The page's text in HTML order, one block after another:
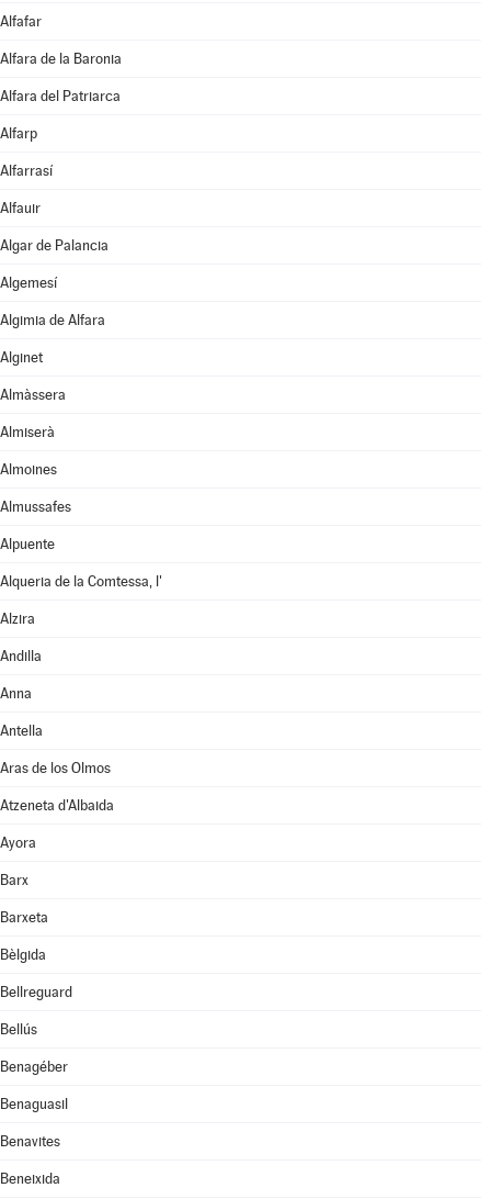
Alfafar
Alfara de la Baronia
Alfara del Patriarca
Alfarp
Alfarrasí
Alfauir
Algar de Palancia
Algemesí
Algimia de Alfara
Alginet
Almàssera
Almiserà
Almoines
Almussafes
Alpuente
Alqueria de la Comtessa, l'
Alzira
Andilla
Anna
Antella
Aras de los Olmos
Atzeneta d'Albaida
Ayora
Barx
Barxeta
Bèlgida
Bellreguard
Bellús
Benagéber
Benaguasil
Benavites
Beneixida